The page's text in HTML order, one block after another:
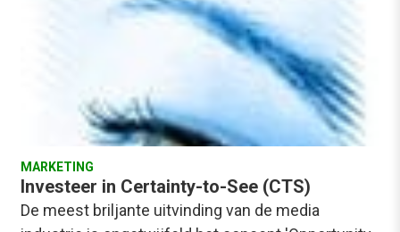
MARKETING
Investeer in Certainty-to-See (CTS)
De meest briljante uitvinding van de media